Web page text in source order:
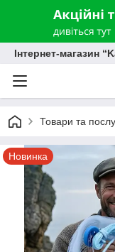
Інтернет-магазин
Товари та
Новинка